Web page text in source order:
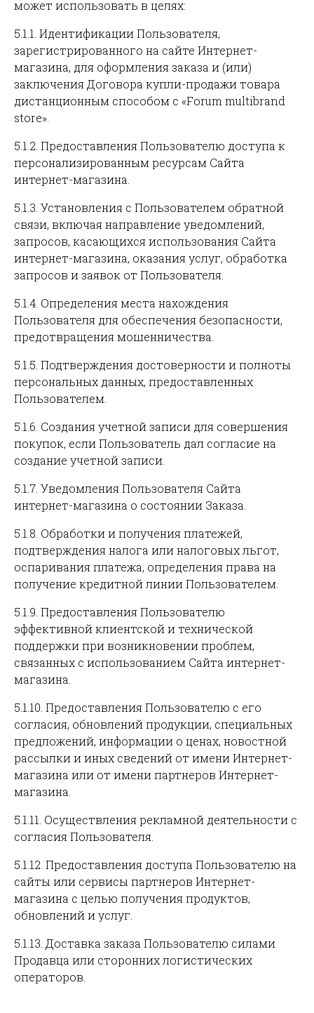
может использовать в целях:
5.1.1. Идентификации Пользователя,
зарегистрированного на сайте Интернет-
магазина, для оформления заказа и (или)
заключения Договора купли-продажи товара
дистанционным способом с «Forum multibrand
store».
5.1.2. Предоставления Пользователю доступа к
персонализированным ресурсам Сайта
интернет-магазина.
5.1.3. Установления с Пользователем обратной
связи, включая направление уведомлений,
запросов, касающихся использования Сайта
интернет-магазина, оказания услуг, обработка
запросов и заявок от Пользователя.
5.1.4. Определения места нахождения
Пользователя для обеспечения безопасности,
предотвращения мошенничества.
5.1.5. Подтверждения достоверности и полноты
персональных данных, предоставленных
Пользователем.
5.1.6. Создания учетной записи для совершения
покупок, если Пользователь дал согласие на
создание учетной записи.
5.1.7. Уведомления Пользователя Сайта
интернет-магазина о состоянии Заказа.
5.1.8. Обработки и получения платежей,
подтверждения налога или налоговых льгот,
оспаривания платежа, определения права на
получение кредитной линии Пользователем.
5.1.9. Предоставления Пользователю
эффективной клиентской и технической
поддержки при возникновении проблем,
связанных с использованием Сайта интернет-
магазина.
5.1.10. Предоставления Пользователю с его
согласия, обновлений продукции, специальных
предложений, информации о ценах, новостной
рассылки и иных сведений от имени Интернет-
магазина или от имени партнеров Интернет-
магазина.
5.1.11. Осуществления рекламной деятельности с
согласия Пользователя.
5.1.12. Предоставления доступа Пользователю на
сайты или сервисы партнеров Интернет-
магазина с целью получения продуктов,
обновлений и услуг.
5.1.13. Доставка заказа Пользователю силами
Продавца или сторонних логистических
операторов.